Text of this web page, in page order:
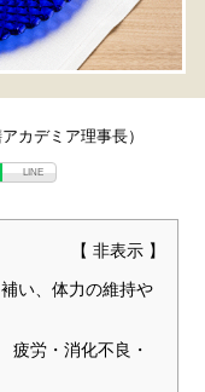
カデミア理事長）
LINE
い、体力の維持や
労・消化不良・